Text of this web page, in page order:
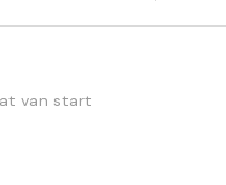
van start